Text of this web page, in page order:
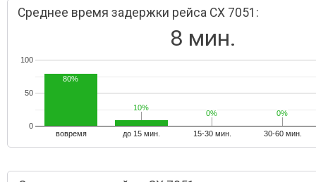
Среднее время задержки рейса CX 7051:
8 мин.
вовремя до 15 мин. 15-30 мин. 30-60 мин.
0
50
100
80%
10%
10%
0%
0% 0%
0%